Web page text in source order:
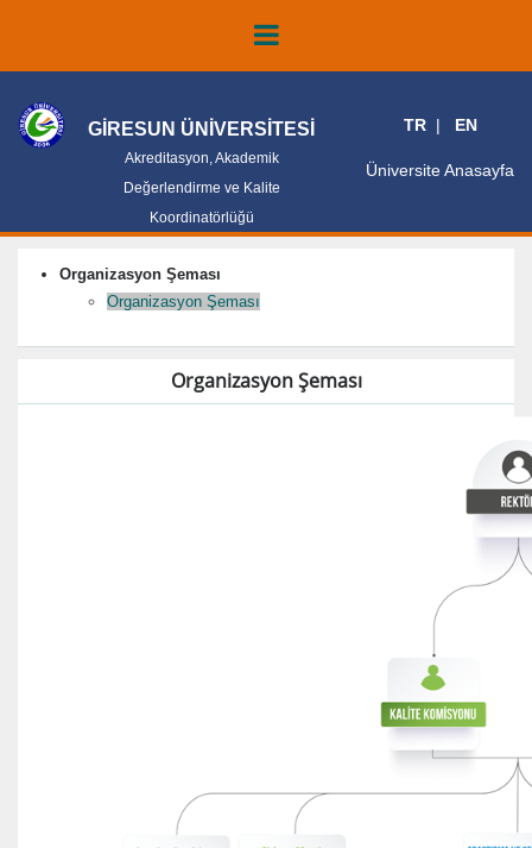
GİRESUN ÜNİVERSİTESİ
Akreditasyon, Akademik
Değerlendirme ve Kalite
Koordinatörlüğü
TR EN
Üniversite Anasayfa
Organizasyon Şeması
Organizasyon Şeması
Organizasyon Şeması